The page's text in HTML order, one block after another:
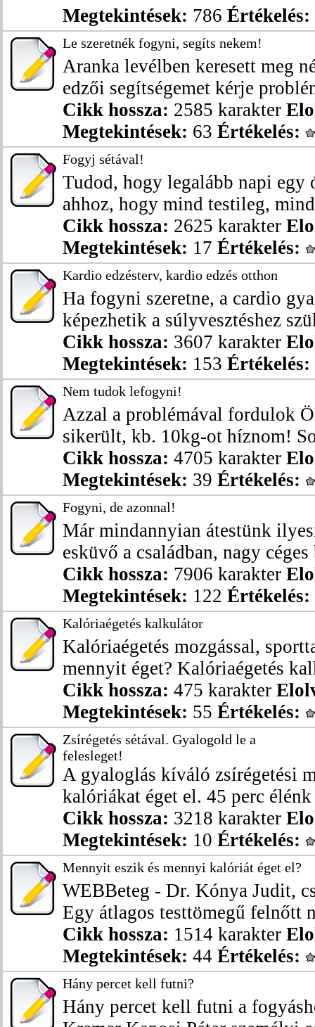
Megtekintések: 786 Értékelés:
Le szeretnék fogyni, segíts nekem!
Aranka levélben keresett meg
edzői segítségemet kérje
Cikk hossza: 2585 karakter
Megtekintések: 63 Értékelés:
Fogyj sétával!
Tudod, hogy legalább napi egy
ahhoz, hogy mind testileg,
Cikk hossza: 2625 karakter
Megtekintések: 17 Értékelés:
Kardio edzésterv, kardio edzés otthon
Ha fogyni szeretne, a cardio
képezhetik a súlyvesztéshez
Cikk hossza: 3607 karakter
Megtekintések: 153 Értékelés:
Nem tudok lefogyni!
Azzal a problémával fordulok
sikerült, kb. 10kg-ot híznom!
Cikk hossza: 4705 karakter
Megtekintések: 39 Értékelés:
Fogyni, de azonnal!
Már mindannyian átestünk
esküvő a családban, nagy
Cikk hossza: 7906 karakter
Megtekintések: 122 Értékelés:
Kalóriaégetés kalkulátor
Kalóriaégetés mozgással,
mennyit éget? Kalóriaégetés
Cikk hossza: 475 karakter
Megtekintések: 55 Értékelés:
Zsírégetés sétával. Gyalogold le a
felesleget!
A gyaloglás kíváló zsírégetési
kalóriákat éget el. 45 perc
Cikk hossza: 3218 karakter
Megtekintések: 10 Értékelés:
Mennyit eszik és mennyi kalóriát éget el?
WEBBeteg - Dr. Kónya Judit,
Egy átlagos testtömegű felnőtt
Cikk hossza: 1514 karakter
Megtekintések: 44 Értékelés:
Hány percet kell futni?
Hány percet kell futni a